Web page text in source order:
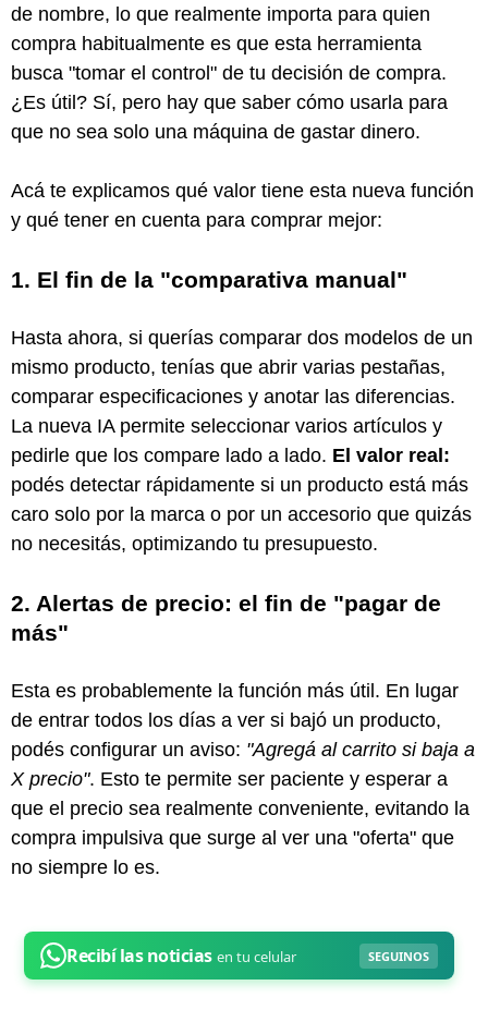
de nombre, lo que realmente importa para quien
compra habitualmente es que esta herramienta
busca "tomar el control" de tu decisión de compra.
¿Es útil? Sí, pero hay que saber cómo usarla para
que no sea solo una máquina de gastar dinero.
Acá te explicamos qué valor tiene esta nueva función
y qué tener en cuenta para comprar mejor:
1. El fin de la "comparativa manual"
Hasta ahora, si querías comparar dos modelos de un
mismo producto, tenías que abrir varias pestañas,
comparar especificaciones y anotar las diferencias.
La nueva IA permite seleccionar varios artículos y
pedirle que los compare lado a lado. El valor real:
podés detectar rápidamente si un producto está más
caro solo por la marca o por un accesorio que quizás
no necesitás, optimizando tu presupuesto.
2. Alertas de precio: el fin de "pagar de
más"
Esta es probablemente la función más útil. En lugar
de entrar todos los días a ver si bajó un producto,
podés configurar un aviso: "Agregá al carrito si baja a
X precio". Esto te permite ser paciente y esperar a
que el precio sea realmente conveniente, evitando la
compra impulsiva que surge al ver una "oferta" que
no siempre lo es.